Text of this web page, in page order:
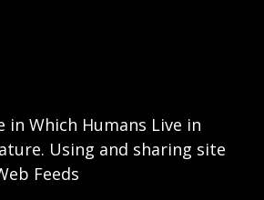
in Which Humans Live in
Using and sharing site
Feeds